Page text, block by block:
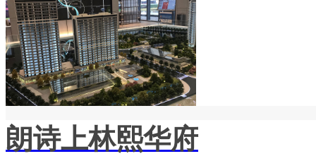
朗诗上林熙华府